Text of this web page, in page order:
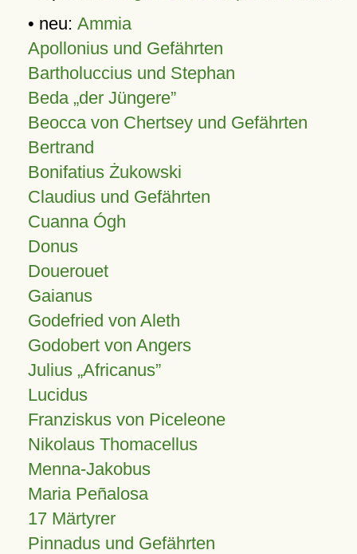
• neu: Ammia
Apollonius und Gefährten
Bartholuccius und Stephan
Beda „der Jüngere”
Beocca von Chertsey und Gefährten
Bertrand
Bonifatius Żukowski
Claudius und Gefährten
Cuanna Ógh
Donus
Douerouet
Gaianus
Godefried von Aleth
Godobert von Angers
Julius Africanus
Lucidus
Franziskus von Piceleone
Nikolaus Thomacellus
Menna-Jakobus
Maria Peñalosa
17 Märtyrer
Pinnadus und Gefährten